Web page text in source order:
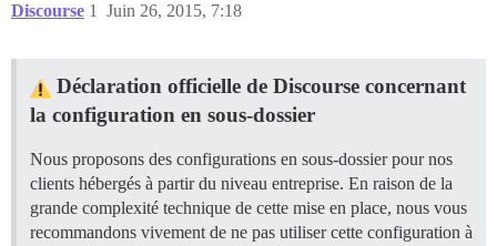
Discourse Juin 26, 2015, 7:18
1
Déclaration officielle de Discourse concernant
la configuration en sous-dossier
Nous proposons des configurations en sous-dossier pour nos
clients hébergés à partir du niveau entreprise. En raison de la
grande complexité technique de cette mise en place, nous vous
recommandons vivement de ne pas utiliser cette configuration à